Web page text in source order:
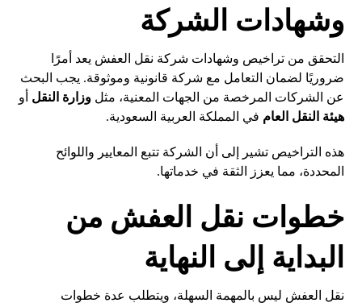
وشهادات الشركة
التحقق من تراخيص وشهادات شركة نقل العفش يعد أمرًا
ضروريًا لضمان التعامل مع شركة قانونية وموثوقة. يجب البحث
عن الشركات المرخصة من الجهات المعنية، مثلوزارة النقل أو
هيئة النقل العام في المملكة العربية السعودية.
هذه التراخيص تشير إلى أن الشركة تتبع المعايير واللوائح
المحددة، مما يعزز الثقة في خدماتها.
خطوات نقل العفش من
البداية إلى النهاية
نقل العفش ليس بالمهمة السهلة، ويتطلب عدة خطوات